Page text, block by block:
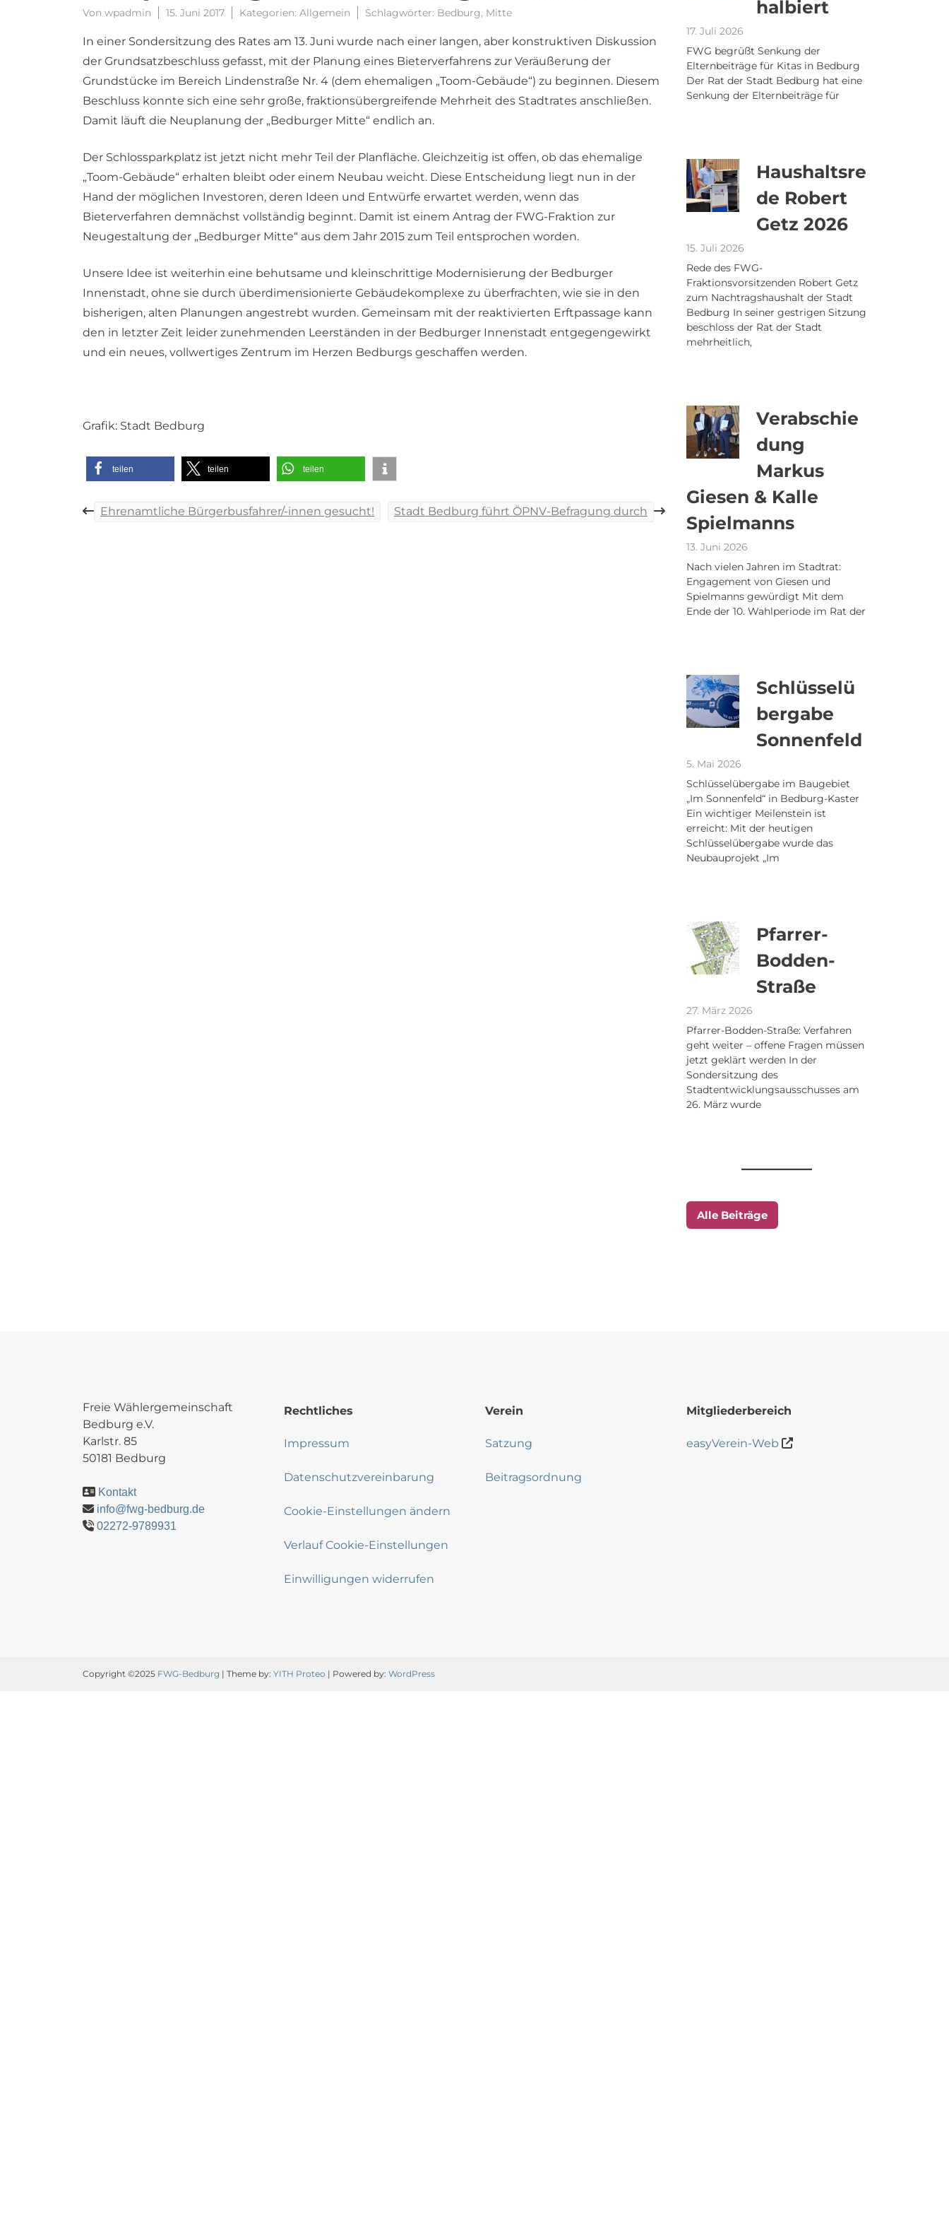
Von wpadmin 15. Juni 2017 Kategorien: Allgemein Schlagwörter: Bedburg, Mitte
In einer Sondersitzung des Rates am 13. Juni wurde nach einer langen, aber konstruktiven Diskussion
der Grundsatzbeschluss gefasst, mit der Planung eines Bieterverfahrens zur Veräußerung der
Grundstücke im Bereich Lindenstraße Nr. 4 (dem ehemaligen „Toom-Gebäude“) zu beginnen. Diesem
Beschluss konnte sich eine sehr große, fraktionsübergreifende Mehrheit des Stadtrates anschließen.
Damit läuft die Neuplanung der „Bedburger Mitte“ endlich an.
Der Schlossparkplatz ist jetzt nicht mehr Teil der Planfläche. Gleichzeitig ist offen, ob das ehemalige
„Toom-Gebäude“ erhalten bleibt oder einem Neubau weicht. Diese Entscheidung liegt nun in der
Hand der möglichen Investoren, deren Ideen und Entwürfe erwartet werden, wenn das
Bieterverfahren demnächst vollständig beginnt. Damit ist einem Antrag der FWG-Fraktion zur
Neugestaltung der „Bedburger Mitte“ aus dem Jahr 2015 zum Teil entsprochen worden.
Unsere Idee ist weiterhin eine behutsame und kleinschrittige Modernisierung der Bedburger
Innenstadt, ohne sie durch überdimensionierte Gebäudekomplexe zu überfrachten, wie sie in den
bisherigen, alten Planungen angestrebt wurden. Gemeinsam mit der reaktivierten Erftpassage kann
den in letzter Zeit leider zunehmenden Leerständen in der Bedburger Innenstadt entgegengewirkt
und ein neues, vollwertiges Zentrum im Herzen Bedburgs geschaffen werden.
Grafik: Stadt Bedburg
teilen teilen teilen
Beitragsnavigation
Ehrenamtliche Bürgerbusfahrer/-innen gesucht! Stadt Bedburg führt ÖPNV-Befragung durch
halbiert
17. Juli 2026
FWG begrüßt Senkung der
Elternbeiträge für Kitas in Bedburg
Der Rat der Stadt Bedburg hat eine
Senkung der Elternbeiträge für
Haushaltsre
de Robert
Getz 2026
15. Juli 2026
Rede des FWG-
Fraktionsvorsitzenden Robert Getz
zum Nachtragshaushalt der Stadt
Bedburg In seiner gestrigen Sitzung
beschloss der Rat der Stadt
mehrheitlich,
Verabschie
dung
Markus
Giesen & Kalle
Spielmanns
13. Juni 2026
Nach vielen Jahren im Stadtrat:
Engagement von Giesen und
Spielmanns gewürdigt Mit dem
Ende der 10. Wahlperiode im Rat der
Schlüsselü
bergabe
Sonnenfeld
5. Mai 2026
Schlüsselübergabe im Baugebiet
„Im Sonnenfeld“ in Bedburg-Kaster
Ein wichtiger Meilenstein ist
erreicht: Mit der heutigen
Schlüsselübergabe wurde das
Neubauprojekt „Im
Pfarrer-
Bodden-
Straße
27. März 2026
Pfarrer-Bodden-Straße: Verfahren
geht weiter – offene Fragen müssen
jetzt geklärt werden In der
Sondersitzung des
Stadtentwicklungsausschusses am
26. März wurde
Alle Beiträge
Freie Wählergemeinschaft
Bedburg e.V.
Karlstr. 85
50181 Bedburg
Kontakt
info@fwg-bedburg.de
02272-9789931
Rechtliches
Impressum
Datenschutzvereinbarung
Cookie-Einstellungen ändern
Verlauf Cookie-Einstellungen
Einwilligungen widerrufen
Verein
Satzung
Beitragsordnung
Mitgliederbereich
easyVerein-Web
Copyright ©2025 FWG-Bedburg | Theme by: YITH Proteo | Powered by: WordPress